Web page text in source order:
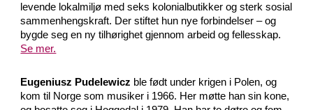
levende lokalmiljø med seks kolonialbutikker og sterk sosial
sammenhengskraft. Der stiftet hun nye forbindelser – og
bygde seg en ny tilhørighet gjennom arbeid og fellesskap.
Se mer.
Eugeniusz Pudelewicz ble født under krigen i Polen, og
kom til Norge som musiker i 1966. Her møtte han sin kone,